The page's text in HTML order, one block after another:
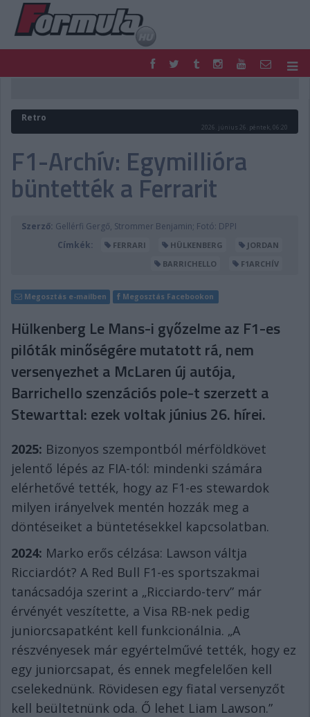
FORMULA
MOTOR
PODCAST
SHOP
LIVE
TIPPJÁTÉK
DIGITÁLIS MAGAZIN
PONTÁLLÁSOK
Retro
2026. június 26. péntek, 06:20
F1-Archív: Egymillióra
büntették a Ferrarit
Szerző: Gellérfi Gergő, Strommer Benjamin; Fotó: DPPI
Címkék:
FERRARI HÜLKENBERG
JORDAN
BARRICHELLO
F1ARCHÍV
Megosztás e-mailben Megosztás Facebookon
Hülkenberg Le Mans-i győzelme az F1-es
pilóták minőségére mutatott rá, nem
versenyezhet a McLaren új autója,
Barrichello szenzációs pole-t szerzett a
Stewarttal: ezek voltak június 26. hírei.
2025: Bizonyos szempontból mérföldkövet
jelentő lépés az FIA-tól: mindenki számára
elérhetővé tették, hogy az F1-es stewardok
milyen irányelvek mentén hozzák meg a
döntéseiket a büntetésekkel kapcsolatban.
2024: Marko erős célzása: Lawson váltja
Ricciardót? A Red Bull F1-es sportszakmai
tanácsadója szerint a „Ricciardo-terv” már
érvényét veszítette, a Visa RB-nek pedig
juniorcsapatként kell funkcionálnia. „A
részvényesek már egyértelművé tették, hogy ez
egy juniorcsapat, és ennek megfelelően kell
cselekednünk. Rövidesen egy fiatal versenyzőt
kell beültetnünk oda. Ő lehet Liam Lawson.”